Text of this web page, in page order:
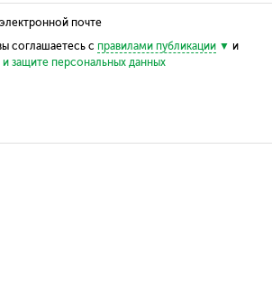
почте
соглашаетесь с правилами публикации
и
защите персональных данных